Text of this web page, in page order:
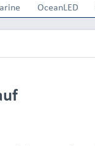
OceanLED